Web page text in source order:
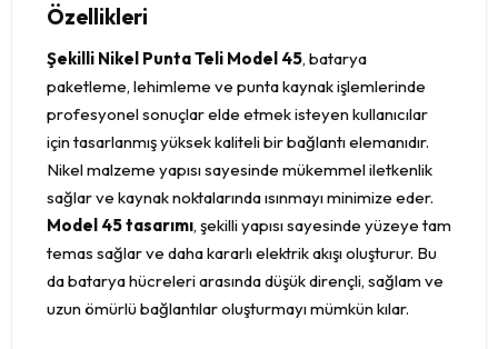
Özellikleri
Şekilli Nikel Punta Teli Model 45, batarya
paketleme, lehimleme ve punta kaynak işlemlerinde
profesyonel sonuçlar elde etmek isteyen kullanıcılar
için tasarlanmış yüksek kaliteli bir bağlantı elemanıdır.
Nikel malzeme yapısı sayesinde mükemmel iletkenlik
sağlar ve kaynak noktalarında ısınmayı minimize eder.
Model 45 tasarımı, şekilli yapısı sayesinde yüzeye tam
temas sağlar ve daha kararlı elektrik akışı oluşturur. Bu
da batarya hücreleri arasında düşük dirençli, sağlam ve
uzun ömürlü bağlantılar oluşturmayı mümkün kılar.